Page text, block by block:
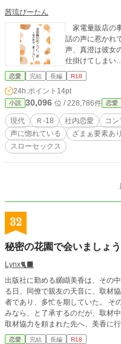
茜琉ぴーたん
家電量販店の
話の声に惹かれている。 穏やかで安定
声、真澄は彼女
恋愛 完結 長編 R18
24h.ポイント 14pt
小説 30,096 位 / 228,786件 恋愛
現代 Ｒ-18 社内恋愛 コ
声に惚れている
ざまぁ要素あり
スローセックス
32
秘密の花園で会いましょう
Lynx🐈‍⬛
出版社に勤める纐纈美香は、その
る日、同僚で親友の天音に、取材
者であり、多忙を期していた。 そ
みなら、と了承するのだが、取材
取材協力を頼まれた先へ、美香に
＊過激な性描写が苦手な方はご注意
恋愛 完結 長編 R18